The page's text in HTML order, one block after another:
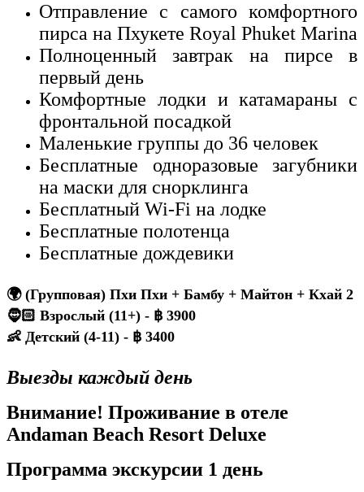
Отправление с самого комфортного
пирса на Пхукете Royal Phuket Marina
Полноценный завтрак на пирсе в
первый день
Комфортные лодки и катамараны с
фронтальной посадкой
Маленькие группы до 36 человек
Бесплатные одноразовые загубники
на маски для снорклинга
Бесплатный Wi-Fi на лодке
Бесплатные полотенца
Бесплатные дождевики
🌍 (Групповая) Пхи Пхи + Бамбу + Майтон + Кхай 2
🧔🏻 Взрослый (11+) - ฿ 3900
👶 Детский (4-11) - ฿ 3400
Выезды каждый день
Внимание! Проживание в отеле
Andaman Beach Resort Deluxe
Программа экскурсии 1 день